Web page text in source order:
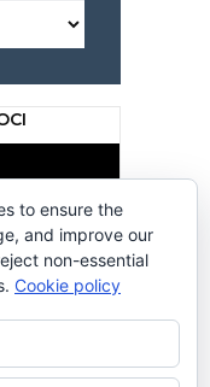
to ensure the
and improve our
non-essential
Cookie policy